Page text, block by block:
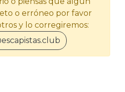
o erróneo por favor
y lo corregiremos: